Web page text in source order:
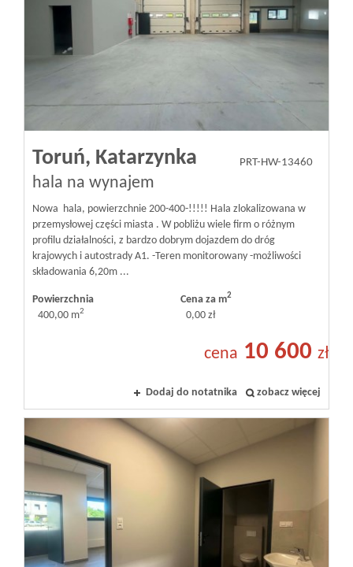
Toruń, Katarzynka
hala na wynajem
PRT-HW-13460
Nowa hala, powierzchnie 200-400-!!!!! Hala zlokalizowana w
przemysłowej części miasta . W pobliżu wiele firm o różnym
profilu działalności, z bardzo dobrym dojazdem do dróg
krajowych i autostrady A1. -Teren monitorowany -możliwości
składowania 6,20m ...
Powierzchnia
400,00 m2
Cena za m2
0,00 zł
cena 10 600 zł
Dodaj do notatnika zobacz więcej